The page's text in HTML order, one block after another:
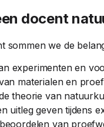
docent
sommen we de
experimenten en
materialen en
theorie van
uitleg geven tijdens
van